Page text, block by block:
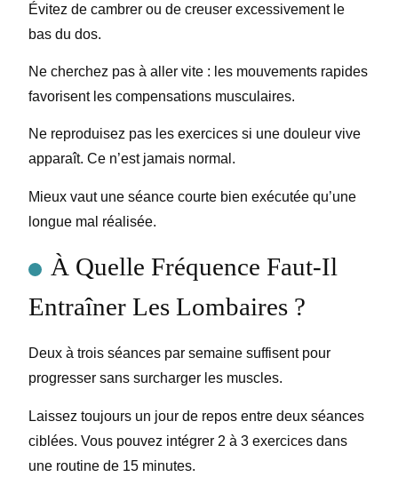
Évitez de cambrer ou de creuser excessivement le
bas du dos.
Ne cherchez pas à aller vite : les mouvements rapides
favorisent les compensations musculaires.
Ne reproduisez pas les exercices si une douleur vive
apparaît. Ce n’est jamais normal.
Mieux vaut une séance courte bien exécutée qu’une
longue mal réalisée.
À Quelle Fréquence Faut-Il
Entraîner Les Lombaires ?
Deux à trois séances par semaine suffisent pour
progresser sans surcharger les muscles.
Laissez toujours un jour de repos entre deux séances
ciblées. Vous pouvez intégrer 2 à 3 exercices dans
une routine de 15 minutes.